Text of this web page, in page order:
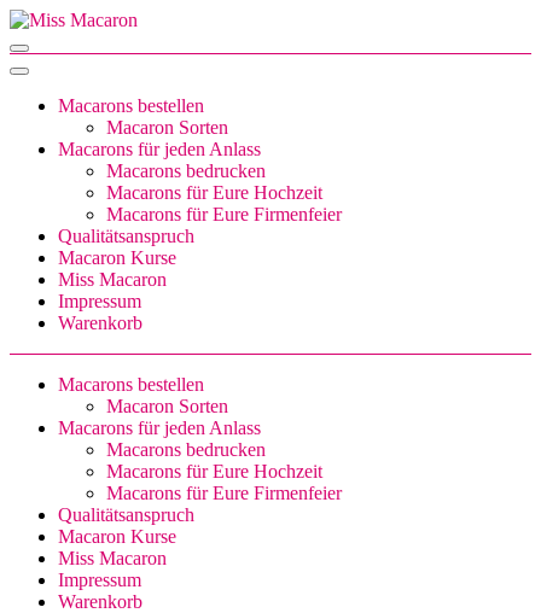
Zum
Inhalt
drücken)
Miss Macaron
sweet little things
Macarons bestellen
Macaron Sorten
Macarons für jeden Anlass
Macarons bedrucken
Macarons für Eure Hochzeit
Macarons für Eure Firmenfeier
Qualitätsanspruch
Macaron Kurse
Miss Macaron
Impressum
Warenkorb
Macarons bestellen
Macaron Sorten
Macarons für jeden Anlass
Macarons bedrucken
Macarons für Eure Hochzeit
Macarons für Eure Firmenfeier
Qualitätsanspruch
Macaron Kurse
Miss Macaron
Impressum
Warenkorb